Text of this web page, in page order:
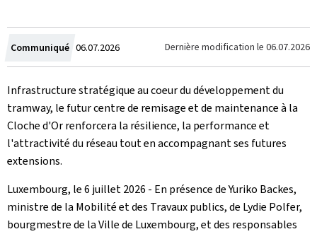
Communiqué Crée
le
06.07.2026 Dernière modification le 06.07.2026
Infrastructure stratégique au coeur du développement du
tramway, le futur centre de remisage et de maintenance à la
Cloche d'Or renforcera la résilience, la performance et
l'attractivité du réseau tout en accompagnant ses futures
extensions.
Luxembourg, le 6 juillet 2026 - En présence de Yuriko Backes,
ministre de la Mobilité et des Travaux publics, de Lydie Polfer,
bourgmestre de la Ville de Luxembourg, et des responsables